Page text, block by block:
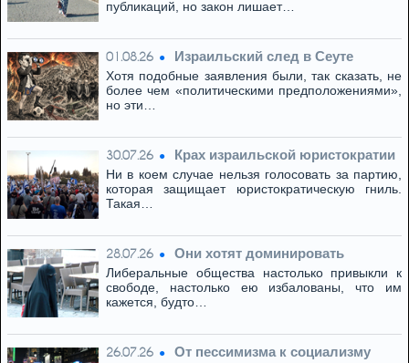
публикаций, но закон лишает…
01.08.26 Израильский след в Сеуте
Хотя подобные заявления были, так сказать, не
более чем «политическими предположениями»,
но эти…
30.07.26 Крах израильской юристократии
Ни в коем случае нельзя голосовать за партию,
которая защищает юристократическую гниль.
Такая…
28.07.26 Они хотят доминировать
Либеральные общества настолько привыкли к
свободе, настолько ею избалованы, что им
кажется, будто…
26.07.26 От пессимизма к социализму